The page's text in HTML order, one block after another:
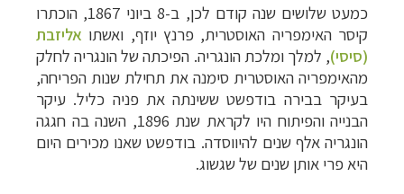
כמעט שלושים שנה קודם לכן, ב-8 ביוני 1867, הוכתרו
קיסר האימפריה האוסטרית, פרנץ יוזף, ואשתו אליזבת
(סיסי), למלך ומלכת הונגריה. הפיכתה של הונגריה לחלק
מהאימפריה האוסטרית סימנה את תחילת שנות הפריחה,
בעיקר בבירה בודפשט ששינתה את פניה כליל. עיקר
הבנייה והפיתוח היו לקראת שנת 1896, השנה בה חגגה
הונגריה אלף שנים להיווסדה. בודפשט שאנו מכירים היום
היא פרי אותן שנים של שגשוג.